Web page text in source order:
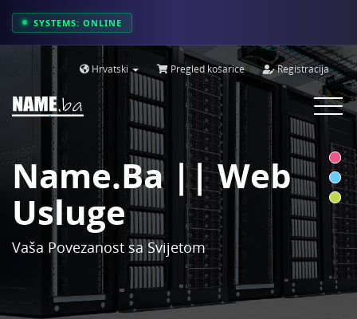
SYSTEMS: ONLINE
Hrvatski Pregled košarice Registracija
Toggle
Name.ba || Web
Usluge
Vaša Povezanost sa Svijetom